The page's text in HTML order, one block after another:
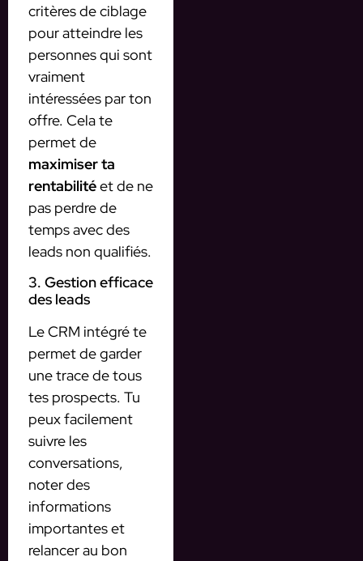
critères de ciblage
pour atteindre les
personnes qui sont
vraiment
intéressées par ton
offre. Cela te
permet de
maximiser ta
rentabilitéet de ne
pas perdre de
temps avec des
leads non qualifiés.
3. Gestion efficace
des leads
Le CRM intégré te
permet de garder
une trace de tous
tes prospects. Tu
peux facilement
suivre les
conversations,
noter des
informations
importantes et
relancer au bon